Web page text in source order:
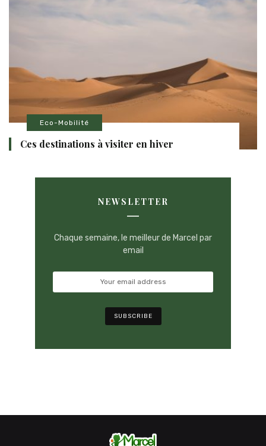
Eco-Mobilité
Ces destinations à visiter en hiver
NEWSLETTER
Chaque semaine, le meilleur de Marcel par
email